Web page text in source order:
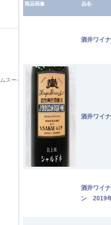
スー-
商品画像 品名-
酒井ワイ
酒井ワイ
酒井ワイ
ン 2019